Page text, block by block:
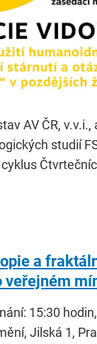
AV ČR,
studií
a
veřejném
15:30
Jilská 1,